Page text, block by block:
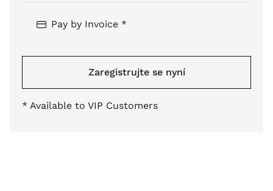
Pay by Invoice *
Zaregistrujte se nyní
* Available to VIP Customers